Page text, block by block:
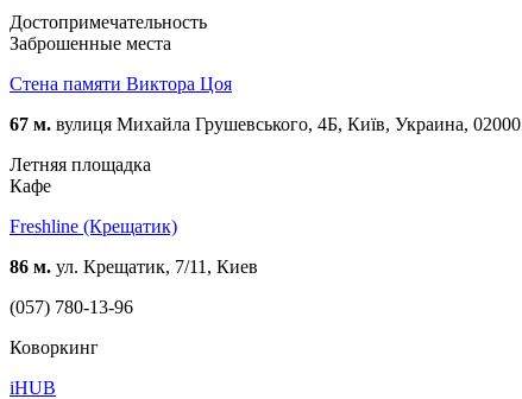
Достопримечательность
Заброшенные места
Стена памяти Виктора Цоя
67 м. вулиця Михайла Грушевського, 4Б, Київ, Украина, 02000
Летняя площадка
Кафе
Freshline (Крещатик)
86 м. ул. Крещатик, 7/11, Киев
(057) 780-13-96
Коворкинг
iHUB